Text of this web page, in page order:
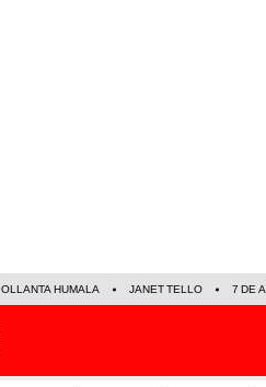
OLLANTA HUMALA JANET TELLO 7 DE